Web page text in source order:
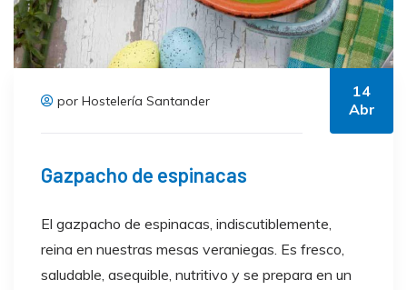
por Hostelería Santander
14
Abr
Gazpacho de espinacas
El gazpacho de espinacas, indiscutiblemente,
reina en nuestras mesas veraniegas. Es fresco,
saludable, asequible, nutritivo y se prepara en un